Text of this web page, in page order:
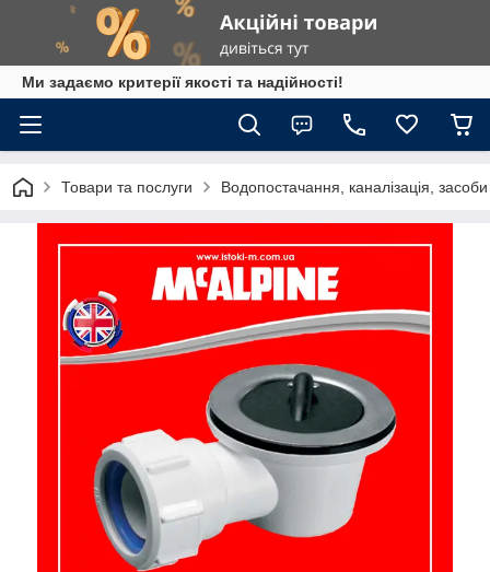
Ми задаємо критерії якості та надійності!
Товари та послуги Водопостачання, каналізація,